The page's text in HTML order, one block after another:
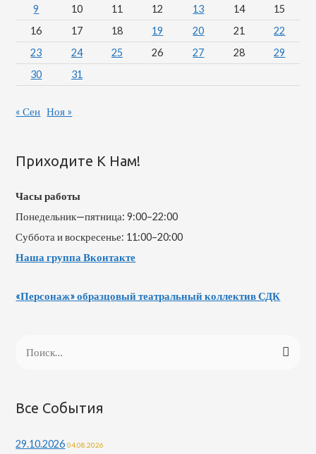
9
10 11 12 13 14
15
16
17 18 19 20 21
22
23
24 25 26 27 28
29
30
31
« Сен Ноя »
Приходите К Нам!
Часы работы
Понедельник—пятница: 9:00–22:00
Суббота и воскресенье: 11:00–20:00
Наша группа Вконтакте
«Персонаж» образцовый театральный коллектив СДК
т
:
Все События
29.10.2026 04.08.2026